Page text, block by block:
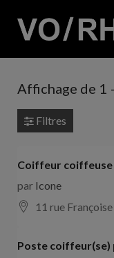
Affichage de 1
Filtres
Coiffeur coiffeuse
par Icone
11 rue
Poste